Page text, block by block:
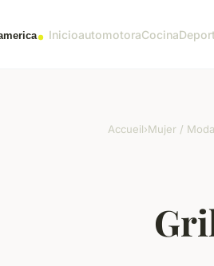
InicioautomotoraCocina
Accueil›Mujer / Moda